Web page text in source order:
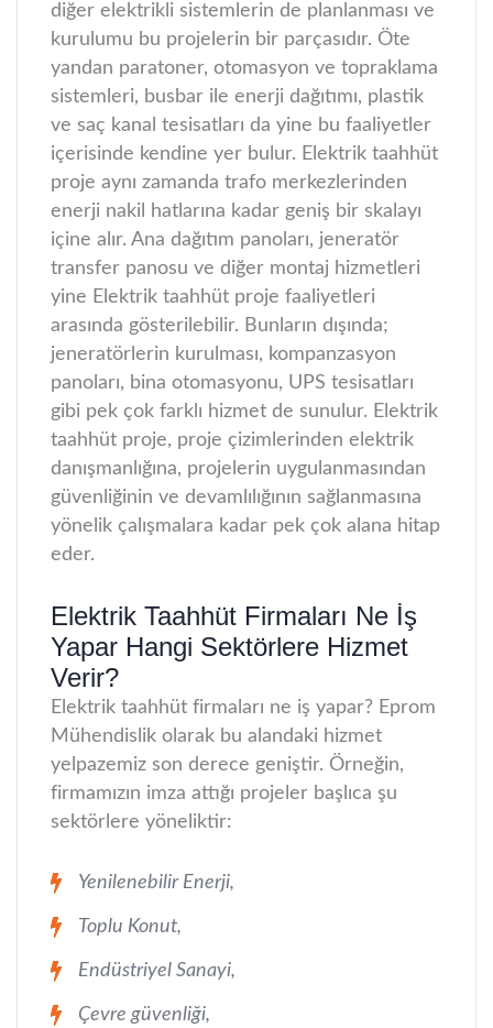
diğer elektrikli sistemlerin de planlanması ve
kurulumu bu projelerin bir parçasıdır. Öte
yandan paratoner, otomasyon ve topraklama
sistemleri, busbar ile enerji dağıtımı, plastik
ve saç kanal tesisatları da yine bu faaliyetler
içerisinde kendine yer bulur. Elektrik taahhüt
proje aynı zamanda trafo merkezlerinden
enerji nakil hatlarına kadar geniş bir skalayı
içine alır. Ana dağıtım panoları, jeneratör
transfer panosu ve diğer montaj hizmetleri
yine Elektrik taahhüt proje faaliyetleri
arasında gösterilebilir. Bunların dışında;
jeneratörlerin kurulması, kompanzasyon
panoları, bina otomasyonu, UPS tesisatları
gibi pek çok farklı hizmet de sunulur. Elektrik
taahhüt proje, proje çizimlerinden elektrik
danışmanlığına, projelerin uygulanmasından
güvenliğinin ve devamlılığının sağlanmasına
yönelik çalışmalara kadar pek çok alana hitap
eder.
Elektrik Taahhüt Firmaları Ne İş
Yapar Hangi Sektörlere Hizmet
Verir?
Elektrik taahhüt firmaları ne iş yapar? Eprom
Mühendislik olarak bu alandaki hizmet
yelpazemiz son derece geniştir. Örneğin,
firmamızın imza attığı projeler başlıca şu
sektörlere yöneliktir:
Yenilenebilir Enerji,
Toplu Konut,
Endüstriyel Sanayi,
Çevre güvenliği,